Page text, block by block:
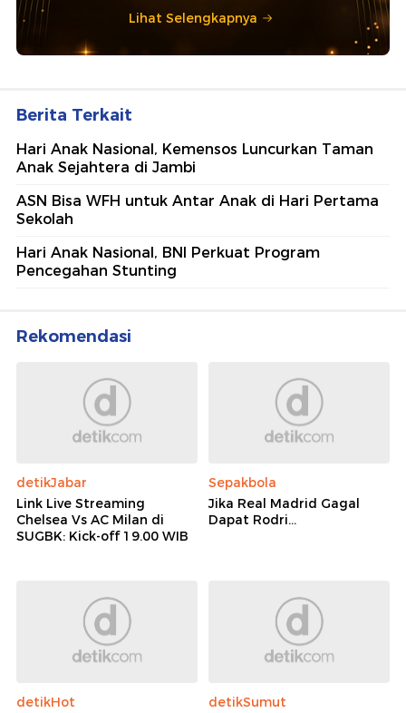
Lihat Selengkapnya
Berita Terkait
Hari Anak Nasional, Kemensos Luncurkan Taman
Anak Sejahtera di Jambi
ASN Bisa WFH untuk Antar Anak di Hari Pertama
Sekolah
Hari Anak Nasional, BNI Perkuat Program
Pencegahan Stunting
Rekomendasi
detikJabar
Link Live Streaming
Chelsea Vs AC Milan di
SUGBK: Kick-off 19.00 WIB
Sepakbola
Jika Real Madrid Gagal
Dapat Rodri...
detikHot
detikSumut